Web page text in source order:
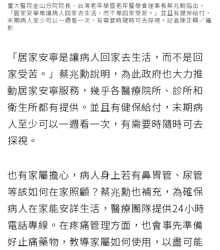
臺大醫院金山分院院長、台灣老年學暨老年醫學會理事長蔡兆勳指出，
「居家安寧是讓病人回家去生活，而不是回家受苦。」並且有健保給付，
末期病人至少可以一週看一次，有需要時隨時可去探視。記者陳正興／攝
影
「居家安寧是讓病人回家去生活，而不是回
家受苦。」蔡兆勳說明，為此政府也大力推
動居家安寧服務，幾乎各醫療院所、診所和
衛生所都有提供。並且有健保給付，末期病
人至少可以一週看一次，有需要時隨時可去
探視。
也有家屬擔心，病人身上若有鼻胃管、尿管
等該如何在家照顧？蔡兆勳也補充，為確保
病人在家能安詳生活，醫療團隊提供24小時
電話專線。在疼痛管理方面，也會事先準備
好止痛藥物，教導家屬如何使用，以盡可能